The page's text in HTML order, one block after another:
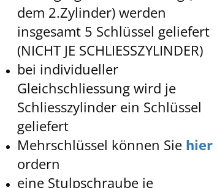
dem 2.Zylinder) werden
insgesamt 5 Schlüssel geliefert
(NICHT JE SCHLIESSZYLINDER)
bei individueller
Gleichschliessung wird je
Schliesszylinder ein Schlüssel
geliefert
Mehrschlüssel können Sie hier
ordern
eine Stulpschraube je